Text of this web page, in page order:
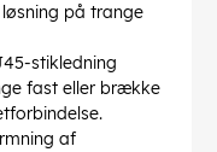
på trange
stikledning
fast eller brække
af